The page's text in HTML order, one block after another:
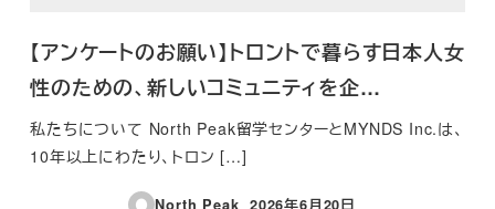
【アンケートのお願い】トロントで暮らす日本人女
性のための、新しいコミュニティを企…
私たちについて North Peak留学センターとMYNDS Inc.は、
10年以上にわたり、トロン […]
North Peak 2026年6月20日